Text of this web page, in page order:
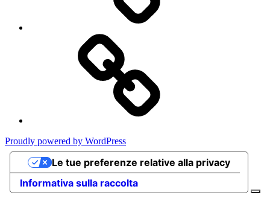
Proudly powered by WordPress
Informativa sulla raccolta
Le tue preferenze relative alla privacy